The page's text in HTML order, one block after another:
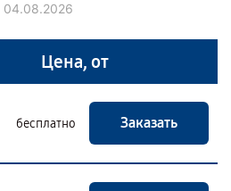
04.08.2026
Цена, от
бесплатно Заказать